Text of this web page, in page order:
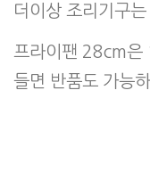
더이상 조리기구
프라이팬 28cm은
들면 반품도 가능